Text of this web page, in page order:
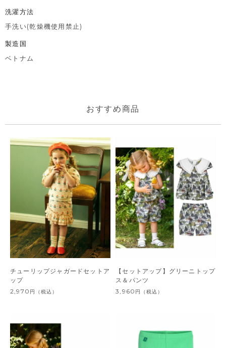
洗濯方法
手洗い(乾燥機使用禁止)
製造国
ベトナム
おすすめ商品
チューリップジャガードセットア
ップ
2,970 円 （税込）
【セットアップ】グリーニトップ
ス＆パンツ
3,960 円 （税込）